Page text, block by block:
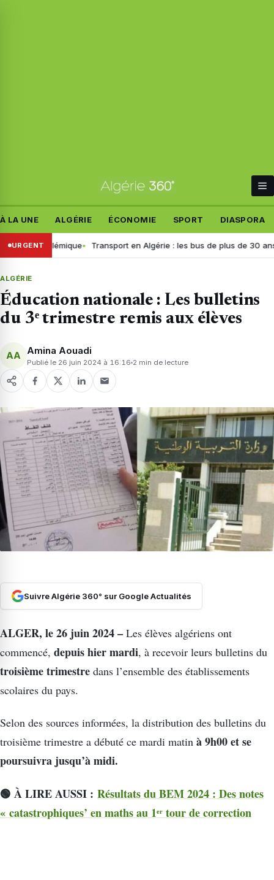
À LA UNE ALGÉRIE ÉCONOMIE SPORT DIASPORA
URGENT
polémique Transport en Algérie : les bus de plus de 30 ans
ALGÉRIE
Éducation nationale : Les bulletins
du 3ᵉ trimestre remis aux élèves
AA Amina Aouadi
Publié le 26 juin 2024 à 16:16 2 min de lecture
Suivre Algérie 360° sur Google Actualités
ALGER, le 26 juin 2024 – Les élèves algériens ont
commencé, depuis hier mardi, à recevoir leurs bulletins du
troisième trimestre dans l’ensemble des établissements
scolaires du pays.
Selon des sources informées, la distribution des bulletins du
troisième trimestre a débuté ce mardi matin à 9h00 et se
poursuivra jusqu’à midi.
🟢 À LIRE AUSSI : Résultats du BEM 2024 : Des notes
« catastrophiques’ en maths au 1ᵉʳ tour de correction